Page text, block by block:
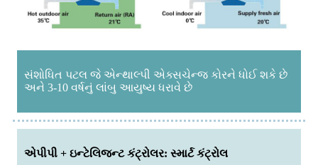
સંશોધિત પટલ જે એન્થાલ્પી એક્સચેન્જ કોરને ધોઈ શકે છે
અને 3-10 વર્ષનું લાંબુ આયુષ્ય ધરાવે છે
એપીપી + ઇન્ટેલિજન્ટ કંટ્રોલર: સ્માર્ટ કંટ્રોલ